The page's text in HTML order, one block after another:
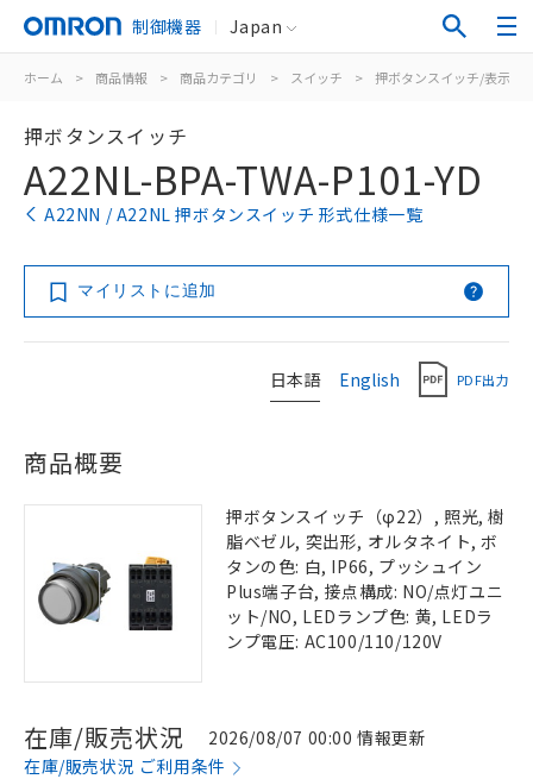
制御機器 Japan
ホーム > 商品情報 > 商品カテゴリ > スイッチ > 押ボタンスイッチ/表示灯
押ボタンスイッチ
A22NL-BPA-TWA-P101-YD
A22NN / A22NL 押ボタンスイッチ 形式仕様一覧
マイリストに追加
日本語 English PDF出力
商品概要
押ボタンスイッチ（φ22）, 照光, 樹
脂ベゼル, 突出形, オルタネイト, ボ
タンの色: 白, IP66, プッシュイン
Plus端子台, 接点構成: NO/点灯ユニ
ット/NO, LEDランプ色: 黄, LEDラ
ンプ電圧: AC100/110/120V
在庫/販売状況
2026/08/07 00:00 情報更新
在庫/販売状況 ご利用条件